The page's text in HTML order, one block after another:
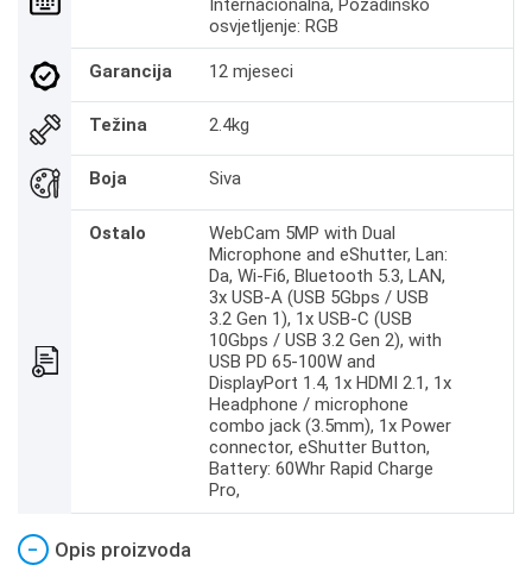
Internacionalna, Pozadinsko
osvjetljenje: RGB
Garancija 12 mjeseci
Težina 2.4kg
Boja Siva
Ostalo
WebCam 5MP with Dual
Microphone and eShutter, Lan:
Da, Wi-Fi6, Bluetooth 5.3, LAN,
3x USB-A (USB 5Gbps / USB
3.2 Gen 1), 1x USB-C (USB
10Gbps / USB 3.2 Gen 2), with
USB PD 65-100W and
DisplayPort 1.4, 1x HDMI 2.1, 1x
Headphone / microphone
combo jack (3.5mm), 1x Power
connector, eShutter Button,
Battery: 60Whr Rapid Charge
Pro,
− Opis proizvoda